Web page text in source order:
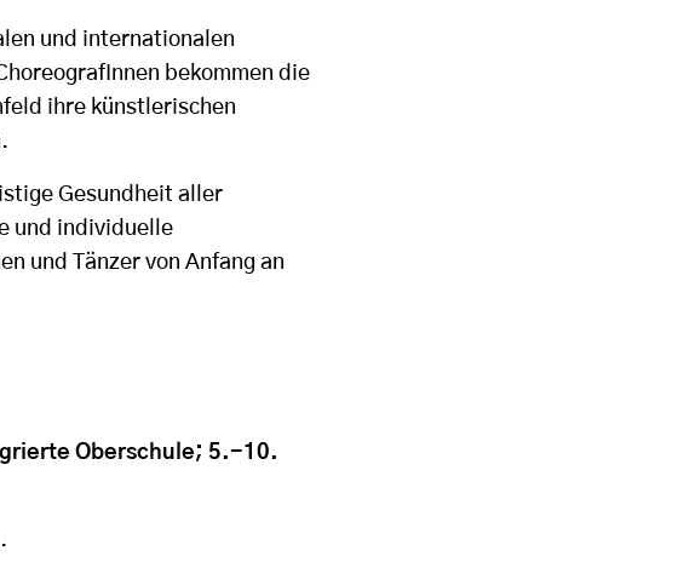
und internationalen
bekommen die
ihre künstlerischen
Gesundheit aller
und individuelle
und Tänzer von Anfang an
Oberschule; 5.-10.